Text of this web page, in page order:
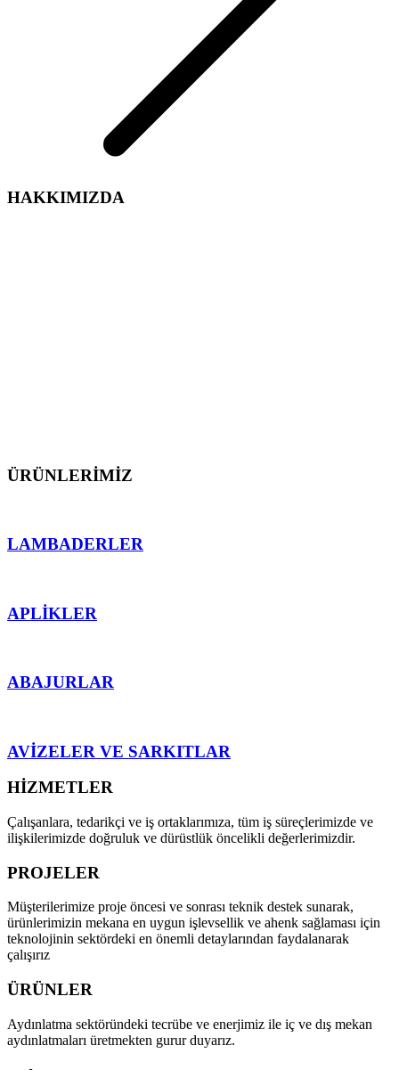
HAKKIMIZDA
ÜRÜNLERİMİZ
LAMBADERLER
APLİKLER
ABAJURLAR
AVİZELER VE SARKITLAR
HİZMETLER
Çalışanlara, tedarikçi ve iş ortaklarımıza, tüm iş süreçlerimizde ve
ilişkilerimizde doğruluk ve dürüstlük öncelikli değerlerimizdir.
PROJELER
Müşterilerimize proje öncesi ve sonrası teknik destek sunarak,
ürünlerimizin mekana en uygun işlevsellik ve ahenk sağlaması için
teknolojinin sektördeki en önemli detaylarından faydalanarak
çalışırız
ÜRÜNLER
Aydınlatma sektöründeki tecrübe ve enerjimiz ile iç ve dış mekan
aydınlatmaları üretmekten gurur duyarız.